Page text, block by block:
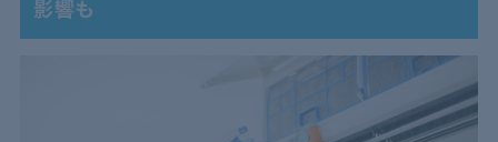
影響も